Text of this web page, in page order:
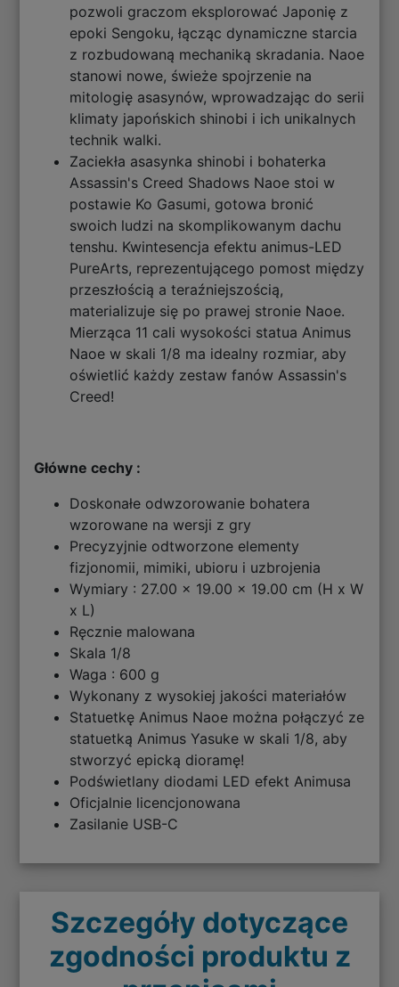
pozwoli graczom eksplorować Japonię z
epoki Sengoku, łącząc dynamiczne starcia
z rozbudowaną mechaniką skradania. Naoe
stanowi nowe, świeże spojrzenie na
mitologię asasynów, wprowadzając do serii
klimaty japońskich shinobi i ich unikalnych
technik walki.
Zaciekła asasynka shinobi i bohaterka
Assassin's Creed Shadows Naoe stoi w
postawie Ko Gasumi, gotowa bronić
swoich ludzi na skomplikowanym dachu
tenshu. Kwintesencja efektu animus-LED
PureArts, reprezentującego pomost między
przeszłością a teraźniejszością,
materializuje się po prawej stronie Naoe.
Mierząca 11 cali wysokości statua Animus
Naoe w skali 1/8 ma idealny rozmiar, aby
oświetlić każdy zestaw fanów Assassin's
Creed!
Główne cechy :
Doskonałe odwzorowanie bohatera
wzorowane na wersji z gry
Precyzyjnie odtworzone elementy
fizjonomii, mimiki, ubioru i uzbrojenia
Wymiary : 27.00 x 19.00 x 19.00 cm (H x W
x L)
Ręcznie malowana
Skala 1/8
Waga : 600 g
Wykonany z wysokiej jakości materiałów
Statuetkę Animus Naoe można połączyć ze
statuetką Animus Yasuke w skali 1/8, aby
stworzyć epicką dioramę!
Podświetlany diodami LED efekt Animusa
Oficjalnie licencjonowana
Zasilanie USB-C
Szczegóły dotyczące
zgodności produktu z